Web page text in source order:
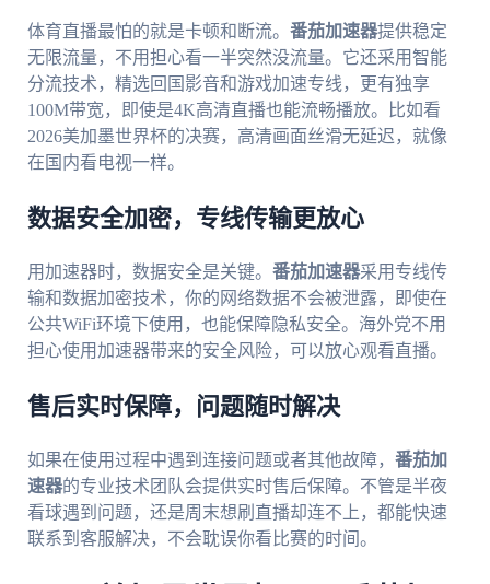
体育直播最怕的就是卡顿和断流。 番茄加速器提供稳定
无限流量，不用担心看一半突然没流量。它还采用智能
分流技术，精选回国影音和游戏加速专线，更有独享
100M带宽，即使是4K高清直播也能流畅播放。比如看
2026美加墨世界杯的决赛，高清画面丝滑无延迟，就像
在国内看电视一样。
数据安全加密，专线传输更放心
用加速器时，数据安全是关键。 番茄加速器采用专线传
输和数据加密技术，你的网络数据不会被泄露，即使在
公共WiFi环境下使用，也能保障隐私安全。海外党不用
担心使用加速器带来的安全风险，可以放心观看直播。
售后实时保障，问题随时解决
如果在使用过程中遇到连接问题或者其他故障， 番茄加
速器的专业技术团队会提供实时售后保障。不管是半夜
看球遇到问题，还是周末想刷直播却连不上，都能快速
联系到客服解决，不会耽误你看比赛的时间。